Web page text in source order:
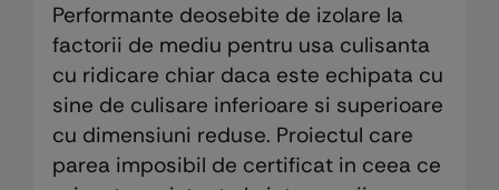
Performante deosebite de izolare la
factorii de mediu pentru usa culisanta
cu ridicare chiar daca este echipata cu
sine de culisare inferioare si superioare
cu dimensiuni reduse. Proiectul care
parea imposibil de certificat in ceea ce